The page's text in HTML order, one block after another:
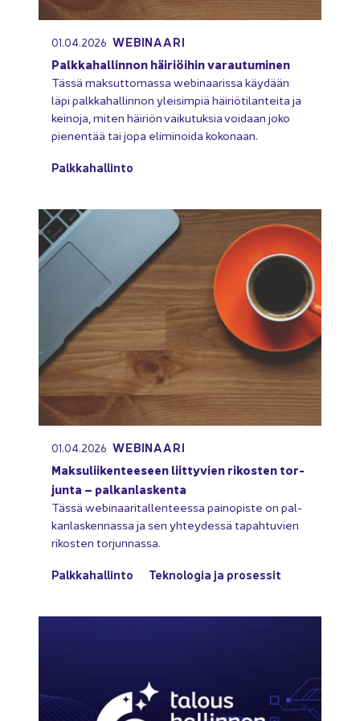
01.04.2026 WEBINAARI
Palk­ka­hal­lin­non häi­riöi­hin va­rau­tu­mi­nen
Tässä mak­sut­to­mas­sa webinaarissa käy­dään
läpi palk­ka­hal­lin­non ylei­sim­piä häi­riö­ti­lan­tei­ta ja
kei­no­ja, miten häi­riön vai­ku­tuk­sia voi­daan joko
pie­nen­tää tai jopa eli­mi­noi­da ko­ko­naan.
Palk­ka­hal­lin­to
01.04.2026 WEBINAARI
Mak­su­lii­ken­tee­seen liit­ty­vien ri­kos­ten tor­
jun­ta – pal­kan­las­ken­ta
Tässä webinaaritallenteessa pain­opis­te on pal­
kan­las­ken­nas­sa ja sen yh­tey­des­sä ta­pah­tu­vien
ri­kos­ten tor­jun­nas­sa.
Palk­ka­hal­lin­to Tek­no­lo­gia ja pro­ses­sit